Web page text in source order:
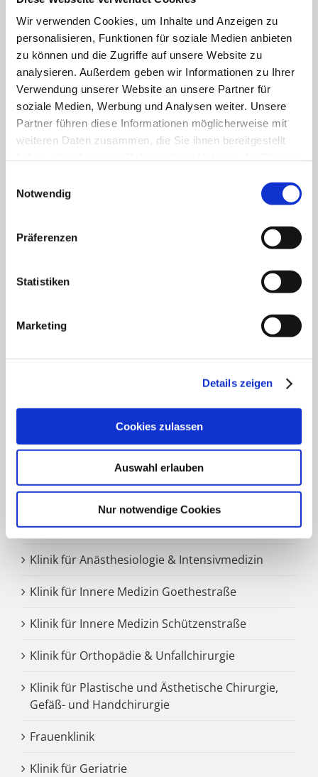
Wir verwenden Cookies, um Inhalte und Anzeigen zu
personalisieren, Funktionen für soziale Medien anbieten
zu können und die Zugriffe auf unsere Website zu
analysieren. Außerdem geben wir Informationen zu Ihrer
Verwendung unserer Website an unsere Partner für
soziale Medien, Werbung und Analysen weiter. Unsere
Partner führen diese Informationen möglicherweise mit
weiteren Daten zusammen, die Sie ihnen bereitgestellt
Notwendig
Präferenzen
Statistiken
Marketing
Details zeigen
Cookies zulassen
Auswahl erlauben
Nur notwendige Cookies
Schützenstraße 9
58239 Schwerte
Telefon0 23 04 - 202 - 0
Telefax 0 23 04 - 202 - 109
E-Mailinfo@marien-kh.de
KATH. ST. PAULUS GESELLSCHAFT
Standorten gehört zur
Kath. St. Paulus Gesellschaft . Acht
zählen zum Verbund: St. Marien Hospital Lünen, St.
Christophorus Krankenhaus Werne, St. Rochus Hospital
Krankenhaus Dortmund-West, St. Elisabeth Krankenhaus
Dortmund-Kurl, Marien Hospital Dortmund-Hombruch
Dortmund. Darüber hinaus agieren unter dem Paulus-
Dach Altenheime und eine Jugendhilfe-Einrichtung. Die
katholischen Trägern in Nordrhein- Westfalen; rund
8.500 Menschen arbeiten für das Wohl der ihnen
anvertrauten Patient:innen, Bewohner:innen, Kinder und
Jugendlichen.
Klinik für Allgemein-, Viszeral- und minimal-
invasive Chirurgie
Klinik für Anästhesiologie & Intensivmedizin
Klinik für Innere Medizin Goethestraße
Klinik für Innere Medizin Schützenstraße
Klinik für Orthopädie & Unfallchirurgie
Klinik für Plastische und Ästhetische Chirurgie,
Gefäß- und Handchirurgie
Frauenklinik
Klinik für Geriatrie